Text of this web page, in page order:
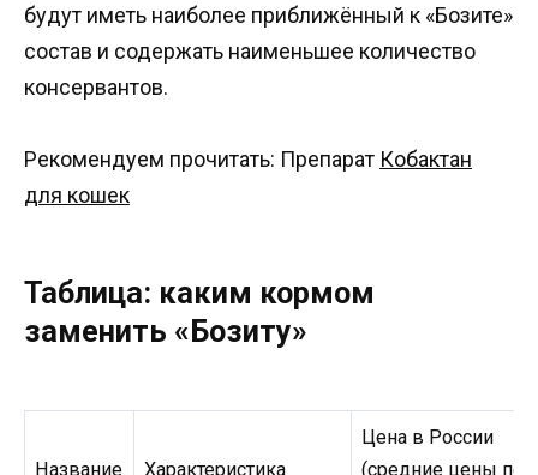
будут иметь наиболее приближённый к «Бозите»
состав и содержать наименьшее количество
консервантов.
Рекомендуем прочитать: Препарат Кобактан
для кошек
Таблица: каким кормом
заменить «Бозиту»
Название Характеристика
Цена в России
(средние цены по